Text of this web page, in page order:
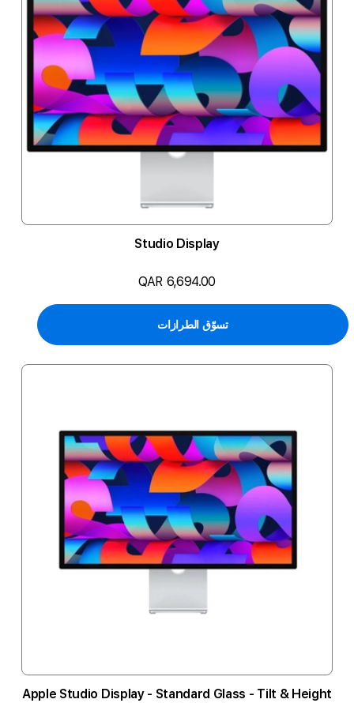
Studio Display
QAR 6,694.00
تسوّق الطرازات
Apple Studio Display - Standard Glass - Tilt & Height